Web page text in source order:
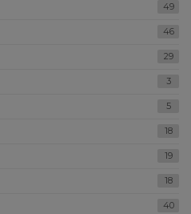
49
46
29
3
5
18
19
18
40